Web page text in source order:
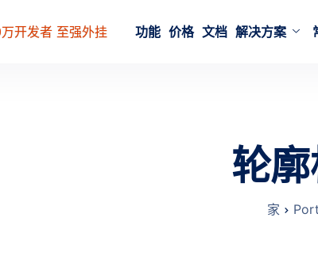
开发者 至强外挂 功能 价格 文档 解决方案
轮
家